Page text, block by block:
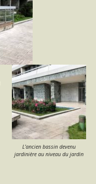
L’ancien bassin devenu
jardinière au niveau du jardin